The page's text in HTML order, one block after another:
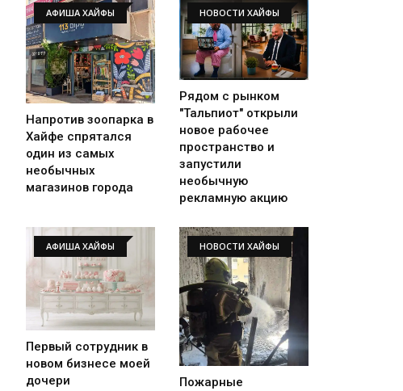
АФИША ХАЙФЫ
Напротив зоопарка в
Хайфе спрятался
один из самых
необычных
магазинов города
НОВОСТИ ХАЙФЫ
Рядом с рынком
"Тальпиот" открыли
новое рабочее
пространство и
запустили
необычную
рекламную акцию
АФИША ХАЙФЫ
Первый сотрудник в
новом бизнесе моей
дочери
НОВОСТИ ХАЙФЫ
Пожарные